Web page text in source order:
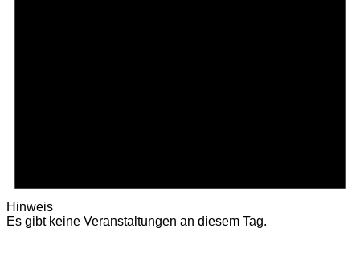
Hinweis
Es gibt keine Veranstaltungen an diesem Tag.